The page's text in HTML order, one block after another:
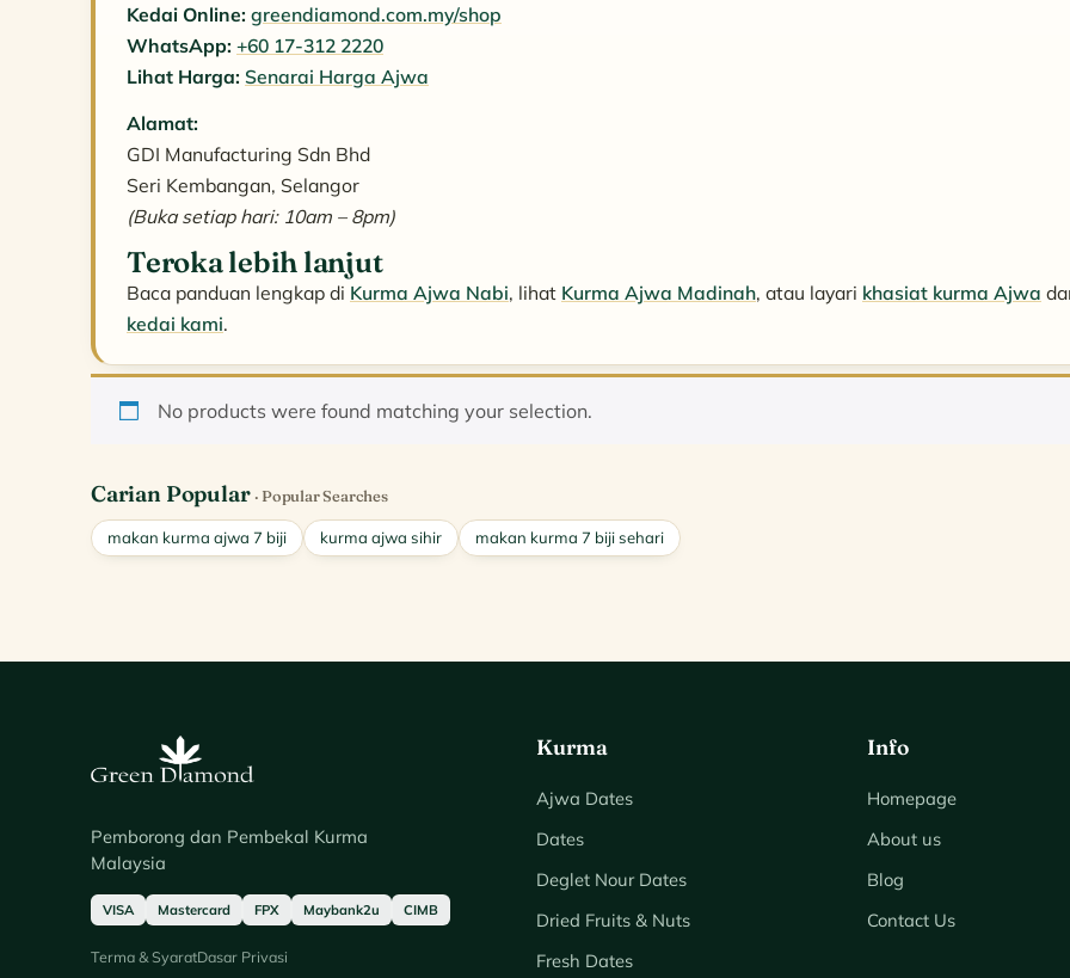
Kedai Online: greendiamond.com.my/shop
WhatsApp: +60 17-312 2220
Lihat Harga: Senarai Harga Ajwa
Alamat:
GDI Manufacturing Sdn Bhd
Seri Kembangan, Selangor
(Buka setiap hari: 10am – 8pm)
Teroka lebih lanjut
Baca panduan lengkap di Kurma Ajwa Nabi, lihat Kurma Ajwa Madinah, atau layari khasiat kurma Ajwa
kedai kami.
No products were found matching your selection.
Carian Popular · Popular Searches
makan kurma ajwa 7 biji kurma ajwa sihir makan kurma 7 biji sehari
Pemborong dan Pembekal Kurma
Malaysia
VISA Mastercard FPX Maybank2u CIMB
Terma & SyaratDasar Privasi
Kurma
Ajwa Dates
Dates
Deglet Nour Dates
Dried Fruits & Nuts
Fresh Dates
Info
Homepage
About us
Blog
Contact Us